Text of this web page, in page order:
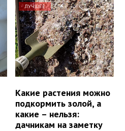
ЛУЧШЕЕ
Какие растения можно
подкормить золой, а
какие – нельзя:
дачникам на заметку